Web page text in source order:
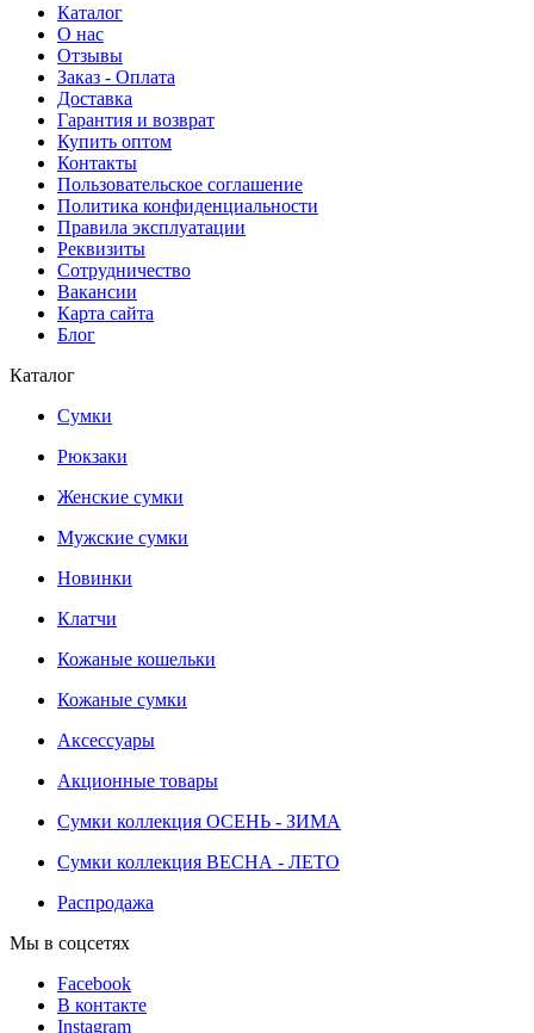
Каталог
О нас
Отзывы
Заказ - Оплата
Доставка
Гарантия и возврат
Купить оптом
Контакты
Пользовательское соглашение
Политика конфиденциальности
Правила эксплуатации
Реквизиты
Сотрудничество
Вакансии
Карта сайта
Блог
Каталог
Сумки
Рюкзаки
Женские сумки
Мужские сумки
Новинки
Клатчи
Кожаные кошельки
Кожаные сумки
Аксессуары
Акционные товары
Сумки коллекция ОСЕНЬ - ЗИМА
Сумки коллекция ВЕСНА - ЛЕТО
Распродажа
Мы в соцсетях
Facebook
В контакте
Instagram